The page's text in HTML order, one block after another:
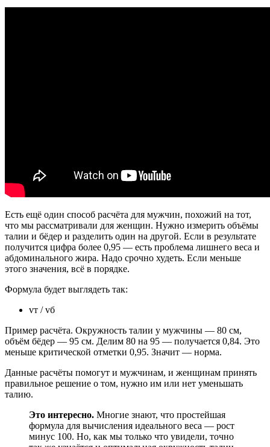
Есть ещё один способ расчёта для мужчин, похожий на тот,
что мы рассматривали для женщин. Нужно измерить объёмы
талии и бёдер и разделить один на другой. Если в результате
получится цифра более 0,95 — есть проблема лишнего веса и
абдоминального жира. Надо срочно худеть. Если меньше
этого значения, всё в порядке.
Формула будет выглядеть так:
vт / vб
Пример расчёта. Окружность талии у мужчины — 80 см,
объём бёдер — 95 см. Делим 80 на 95 — получается 0,84. Это
меньше критической отметки 0,95. Значит — норма.
Данные расчёты помогут и мужчинам, и женщинам принять
правильное решение о том, нужно им или нет уменьшать
талию.
Это интересно. Многие знают, что простейшая
формула для вычисления идеального веса — рост
минус 100. Но, как мы только что увидели, точно